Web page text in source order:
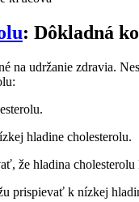
: Dôkladná
na udržanie zdravia.
hladine ‌cholesterolu.
že ⁣hladina
prispievať k nízkej